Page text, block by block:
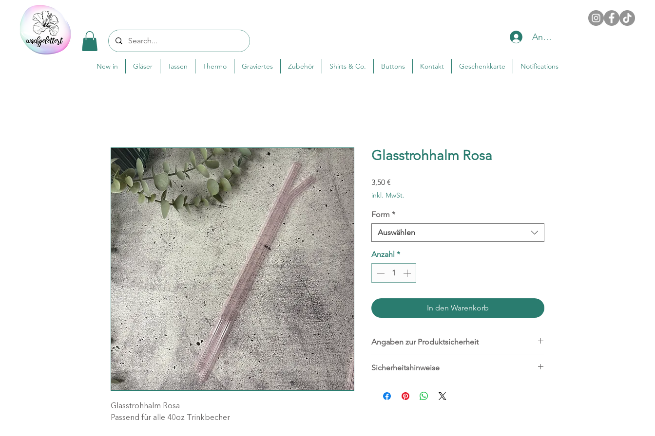
New in Gläser Tassen Thermo Graviertes Zubehör Shirts & Co. Buttons Kontakt Geschenkkarte Notifications
Anmelden
Glasstrohhalm Rosa
Passend für alle 40oz Trinkbecher
Glasstrohhalm Rosa
3,50 €
inkl. MwSt.
Form *
Auswählen
Anzahl *
In den Warenkorb
Angaben zur Produktsicherheit
wachgelettert
Wiesenweg 17
Sicherheitshinweise
Nicht für Kinder unter 3 Jahren geeignet.